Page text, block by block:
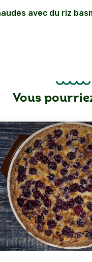
avec du riz
Vous